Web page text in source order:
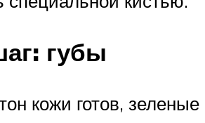
губы
кожи готов, зеленые